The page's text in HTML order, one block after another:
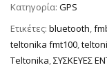
Κατηγορία: GPS
Ετικέτες: bluetooth,
teltonika fmt100,
Teltonika,ΣΥΣΚΕΥΕΣ